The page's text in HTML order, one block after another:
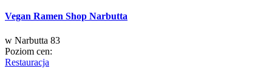
Vegan Ramen Shop Narbutta
w Narbutta 83
Poziom cen:
Restauracja